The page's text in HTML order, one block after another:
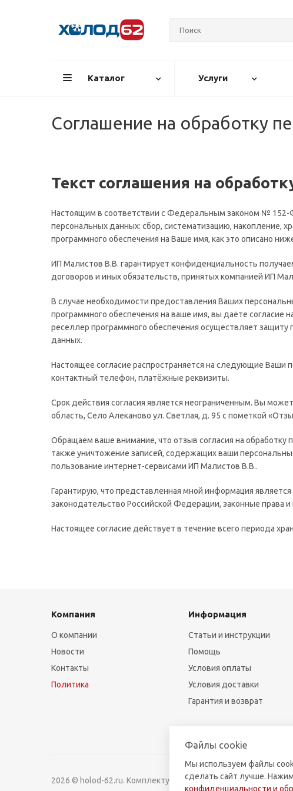
Каталог Услуги
Соглашение на обработку
Текст соглашения на
Настоящим в соответствии с Федеральным законом № 152-
персональных данных: сбор, систематизацию, накопление,
программного обеспечения на Ваше имя, как это описано
ИП Малистов В.В. гарантирует конфиденциальность
договоров и иных обязательств, принятых компанией ИП
В случае необходимости предоставления Ваших
программного обеспечения на ваше имя, вы даёте
реселлер программного обеспечения осуществляет
данных.
Настоящее согласие распространяется на следующие Ваши
контактный телефон, платёжные реквизиты.
Срок действия согласия является неограниченным. Вы
область, Село Алеканово ул. Светлая, д. 95 с пометкой
Обращаем ваше внимание, что отзыв согласия на обработку
также уничтожение записей, содержащих ваши
пользование интернет-сервисами ИП Малистов В.В..
Гарантирую, что представленная мной информация
законодательство Российской Федерации, законные права
Настоящее согласие действует в течение всего периода
Компания
О компании
Новости
Контакты
Политика
Информация
Статьи и инструкции
Помощь
Условия оплаты
Условия доставки
Гарантия и возврат
2026 © holod-62.ru. Комплектующие для бытовой и
Файлы cookie
Мы используем файлы
сделать сайт лучше.
конфиденциальности и